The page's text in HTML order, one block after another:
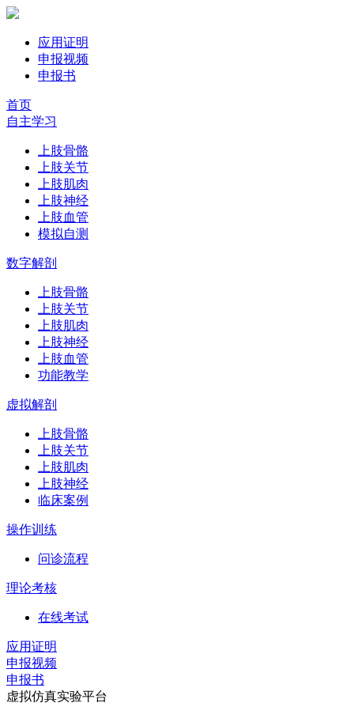
应用证明
申报视频
申报书
首页
自主学习
上肢骨骼
上肢关节
上肢肌肉
上肢神经
上肢血管
模拟自测
数字解剖
上肢骨骼
上肢关节
上肢肌肉
上肢神经
上肢血管
功能教学
虚拟解剖
上肢骨骼
上肢关节
上肢肌肉
上肢神经
临床案例
操作训练
问诊流程
理论考核
在线考试
应用证明
申报视频
申报书
虚拟仿真实验平台